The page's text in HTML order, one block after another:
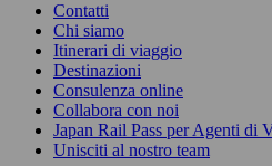
Contatti
Chi siamo
Itinerari di viaggio
Destinazioni
Consulenza online
Collabora con noi
Japan Rail Pass per Agenti di
Unisciti al nostro team